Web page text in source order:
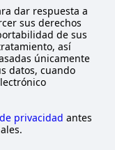
dar respuesta a
sus derechos
de sus
así
únicamente
datos, cuando
privacidad antes